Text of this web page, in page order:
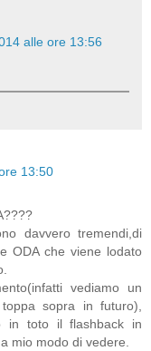
alle ore 13:56
13:50
davvero tremendi,di
ODA che viene lodato
vediamo un
sopra in futuro),
in toto il flashback in
mio modo di vedere.